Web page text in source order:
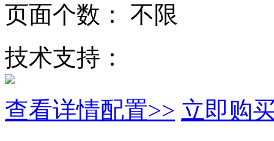
页面个数：
不限
技术支持：
查看详情配置>> 立即购